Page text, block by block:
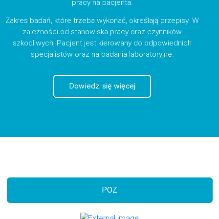
pracy na pacjenta.
Zakres badań, które trzeba wykonać, określają przepisy. W
zależności od stanowiska pracy oraz czynników
szkodliwych, Pacjent jest kierowany do odpowiednich
specjalistów oraz na badania laboratoryjne.
Dowiedz się więcej
POZ